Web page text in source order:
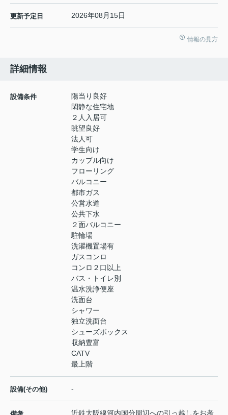
更新予定日 2026年08月15日
情報の見方
詳細情報
設備条件
陽当り良好
閑静な住宅地
２人入居可
眺望良好
法人可
学生向け
カップル向け
フローリング
バルコニー
都市ガス
公営水道
公共下水
２面バルコニー
駐輪場
洗濯機置場有
ガスコンロ
コンロ２口以上
バス・トイレ別
温水洗浄便座
洗面台
シャワー
独立洗面台
シューズボックス
収納豊富
CATV
最上階
設備(その他) -
近鉄大阪線河内国分周辺への引っ越しをお考